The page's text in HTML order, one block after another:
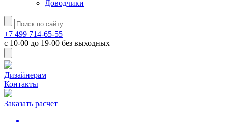
Доводчики
+7 499 714-65-55
с 10-00 до 19-00 без выходных
Дизайнерам
Контакты
Заказать расчет